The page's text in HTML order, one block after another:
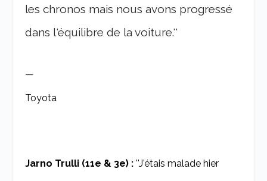
les chronos mais nous avons progressé
dans l'équilibre de la voiture.''
—
Toyota
Jarno Trulli (11e & 3e) :''J'étais malade hier